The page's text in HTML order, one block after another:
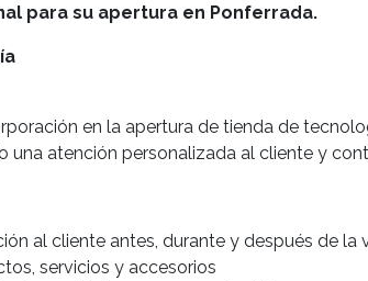
para su apertura en Ponferrada.
en la apertura de tienda de
una atención personalizada al cliente y
al cliente antes, durante y después de la
servicios y accesorios